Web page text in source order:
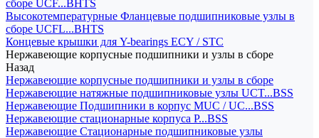
сборе UCF...BHTS
Высокотемпературные Фланцевые подшипниковые узлы в
сборе UCFL...BHTS
Концевые крышки для Y-bearings ECY / STC
Нержавеющие корпусные подшипники и узлы в сборе
Назад
Нержавеющие корпусные подшипники и узлы в сборе
Нержавеющие натяжные подшипниковые узлы UCT...BSS
Нержавеющие Подшипники в корпус MUC / UC...BSS
Нержавеющие стационарные корпуса P...BSS
Нержавеющие Стационарные подшипниковые узлы